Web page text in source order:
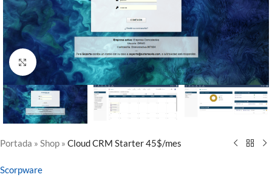
Clic para ampliar
Portada » Shop » Cloud CRM Starter 45$/mes
Scorpware